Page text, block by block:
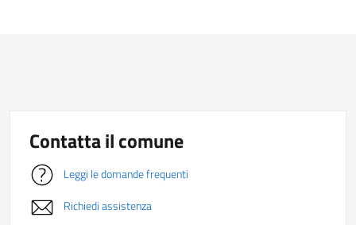
Contatta il comune
Leggi le domande frequenti
Richiedi assistenza